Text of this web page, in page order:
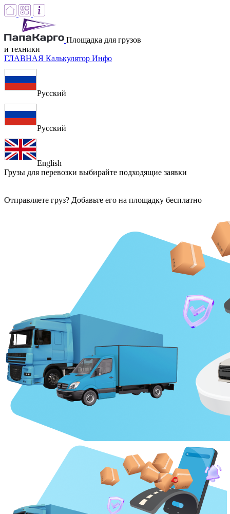
Площадка для грузов
и техники
ГЛАВНАЯ Калькулятор Инфо
Русский
Русский
English
Грузы для перевозки выбирайте подходящие заявки
Отправляете груз? Добавьте его на площадку бесплатно